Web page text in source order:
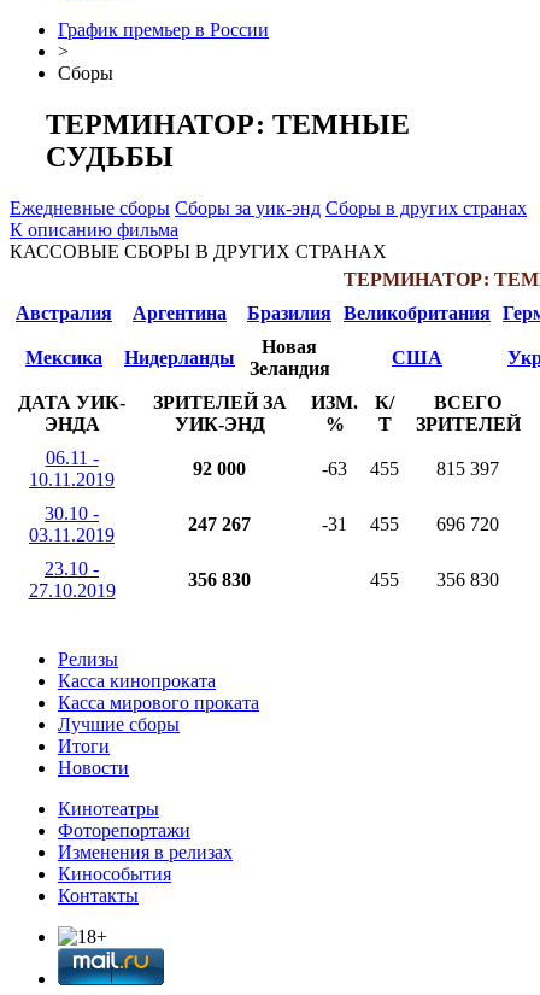
График премьер в России
>
Сборы
ТЕРМИНАТОР: ТЕМНЫЕ
СУДЬБЫ
Ежедневные сборы Сборы за уик-энд Сборы в других странах
К описанию фильма
КАССОВЫЕ СБОРЫ В ДРУГИХ СТРАНАХ
ТЕРМИНАТОР:
Австралия
Аргентина Бразилия Великобритания
Мексика Нидерланды
Новая
Зеландия
США
ДАТА УИК-
ЭНДА
ЗРИТЕЛЕЙ ЗА
УИК-ЭНД
ИЗМ.
%
К/
Т
ВСЕГО
ЗРИТЕЛЕЙ
06.11 -
10.11.2019
92 000 -63 455 815 397
30.10 -
03.11.2019
247 267 -31 455 696 720
23.10 -
27.10.2019
356 830 455 356 830
Релизы
Касса кинопроката
Касса мирового проката
Лучшие сборы
Итоги
Новости
Кинотеатры
Фоторепортажи
Изменения в релизах
Кинособытия
Контакты